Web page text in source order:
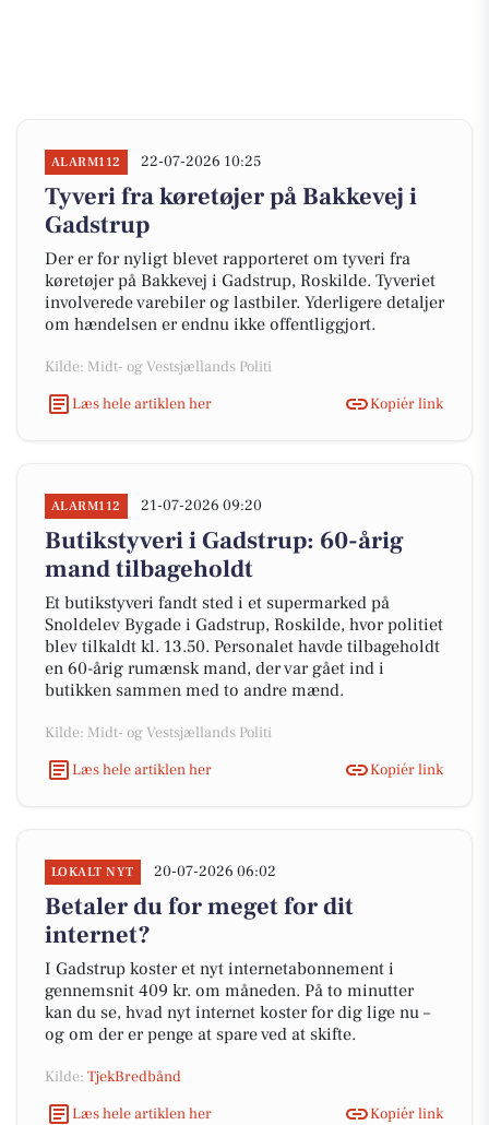
ALARM112 22-07-2026 10:25
Tyveri fra køretøjer på Bakkevej i
Gadstrup
Der er for nyligt blevet rapporteret om tyveri fra
køretøjer på Bakkevej i Gadstrup, Roskilde. Tyveriet
involverede varebiler og lastbiler. Yderligere detaljer
om hændelsen er endnu ikke offentliggjort.
Kilde: Midt- og Vestsjællands Politi
Læs hele artiklen her
Kopiér link
ALARM112 21-07-2026 09:20
Butikstyveri i Gadstrup: 60-årig
mand tilbageholdt
Et butikstyveri fandt sted i et supermarked på
Snoldelev Bygade i Gadstrup, Roskilde, hvor politiet
blev tilkaldt kl. 13.50. Personalet havde tilbageholdt
en 60-årig rumænsk mand, der var gået ind i
butikken sammen med to andre mænd.
Kilde: Midt- og Vestsjællands Politi
Læs hele artiklen her
Kopiér link
LOKALT NYT 20-07-2026 06:02
Betaler du for meget for dit
internet?
I Gadstrup koster et nyt internetabonnement i
gennemsnit 409 kr. om måneden. På to minutter
kan du se, hvad nyt internet koster for dig lige nu –
og om der er penge at spare ved at skifte.
Kilde: TjekBredbånd
Læs hele artiklen her
Kopiér link